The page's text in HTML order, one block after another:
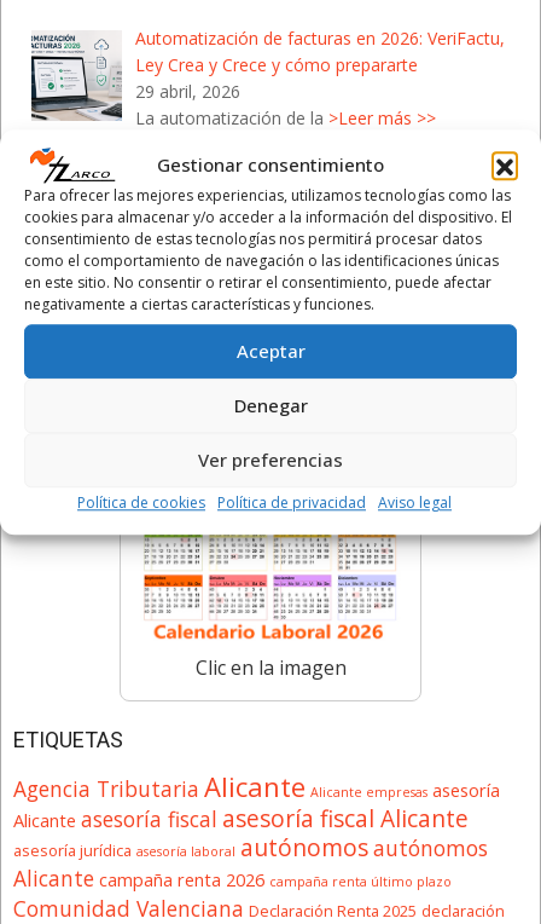
Gestionar consentimiento
Para ofrecer las mejores experiencias, utilizamos tecnologías como las
cookies para almacenar y/o acceder a la información del dispositivo. El
consentimiento de estas tecnologías nos permitirá procesar datos
como el comportamiento de navegación o las identificaciones únicas
en este sitio. No consentir o retirar el consentimiento, puede afectar
negativamente a ciertas características y funciones.
Aceptar
Denegar
Ver preferencias
Política de cookies Política de privacidad Aviso legal
Automatización de facturas en 2026: VeriFactu,
Ley Crea y Crece y cómo prepararte
29 abril, 2026
La automatización de la >Leer más >>
Campaña de la Renta 2026: Cómo protegerte de
las estafas de Hacienda
28 abril, 2026
Con el inicio de la Campaña de la>Leer más >>
Calendario Laboral 2026
Clic en la imagen
ETIQUETAS
Agencia Tributaria Alicante Alicante empresas asesoría
Alicante asesoría fiscal asesoría fiscal Alicante
asesoría jurídica asesoría laboral autónomosautónomos
Alicante campaña renta 2026 campaña renta último plazo
Comunidad Valenciana Declaración Renta 2025 declaración